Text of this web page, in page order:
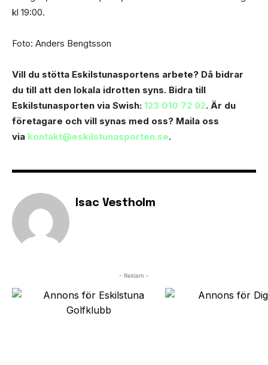
kl 19:00.
Foto: Anders Bengtsson
Vill du stötta Eskilstunasportens arbete? Då bidrar
du till att den lokala idrotten syns. Bidra till
Eskilstunasporten via Swish: 123 010 72 92. Är du
företagare och vill synas med oss? Maila oss
via kontakt@eskilstunasporten.se.
Isac Vestholm
- Reklam -